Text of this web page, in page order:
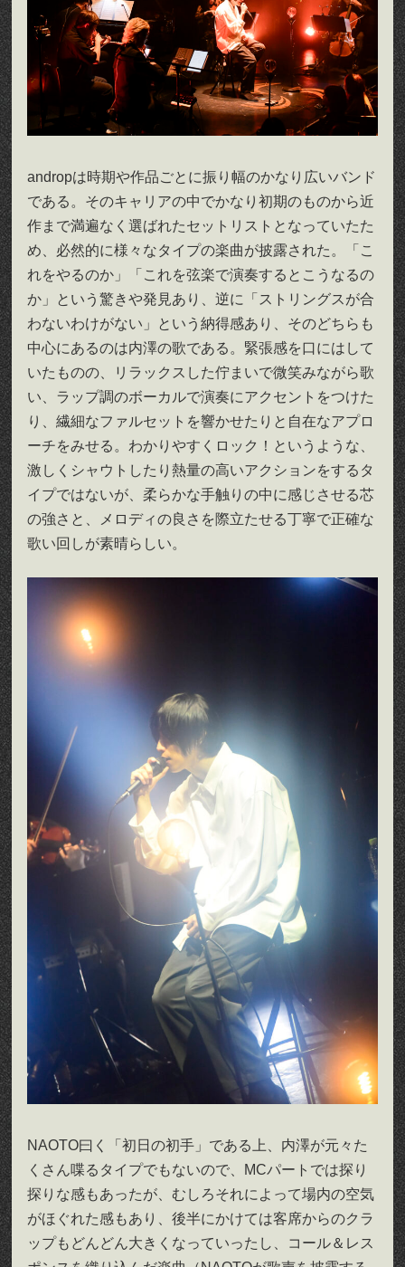
andropは時期や作品ごとに振り幅のかなり広いバンド
である。そのキャリアの中でかなり初期のものから近
作まで満遍なく選ばれたセットリストとなっていたた
め、必然的に様々なタイプの楽曲が披露された。「こ
れをやるのか」「これを弦楽で演奏するとこうなるの
か」という驚きや発見あり、逆に「ストリングスが合
わないわけがない」という納得感あり、そのどちらも
中心にあるのは内澤の歌である。緊張感を口にはして
いたものの、リラックスした佇まいで微笑みながら歌
い、ラップ調のボーカルで演奏にアクセントをつけた
り、繊細なファルセットを響かせたりと自在なアプロ
ーチをみせる。わかりやすくロック！というような、
激しくシャウトしたり熱量の高いアクションをするタ
イプではないが、柔らかな手触りの中に感じさせる芯
の強さと、メロディの良さを際立たせる丁寧で正確な
歌い回しが素晴らしい。
NAOTO曰く「初日の初手」である上、内澤が元々た
くさん喋るタイプでもないので、MCパートでは探り
探りな感もあったが、むしろそれによって場内の空気
がほぐれた感もあり、後半にかけては客席からのクラ
ップもどんどん大きくなっていったし、コール＆レス